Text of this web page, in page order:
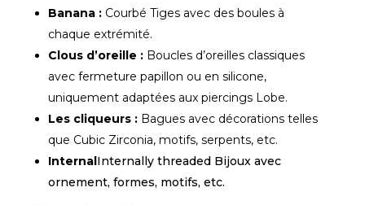
Banana : Courbé Tiges avec des boules à
chaque extrémité.
Clous d’oreille : Boucles d’oreilles classiques
avec fermeture papillon ou en silicone,
uniquement adaptées aux piercings Lobe.
Les cliqueurs : Bagues avec décorations telles
que Cubic Zirconia, motifs, serpents, etc.
InternalInternally threaded Bijoux avec
ornement, formes, motifs, etc.